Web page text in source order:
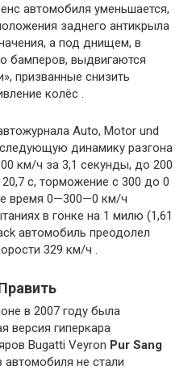
автомобиля уменьшается,
заднего антикрыла
а под днищем, в
бамперов, выдвигаются
призванные снизить
колёс .
Auto, Motor und
динамику разгона
км/ч за 3,1 секунды, до 200
с, торможение с 300 до 0
время 0—300—0 км/ч
в гонке на 1 милю (1,61
автомобиль преодолел
329 км/ч .
в 2007 году была
версия гиперкара
Bugatti Veyron Pur Sang
не стали